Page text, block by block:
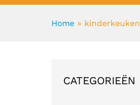
Home » kinderkeuken
CATEGORIEËN